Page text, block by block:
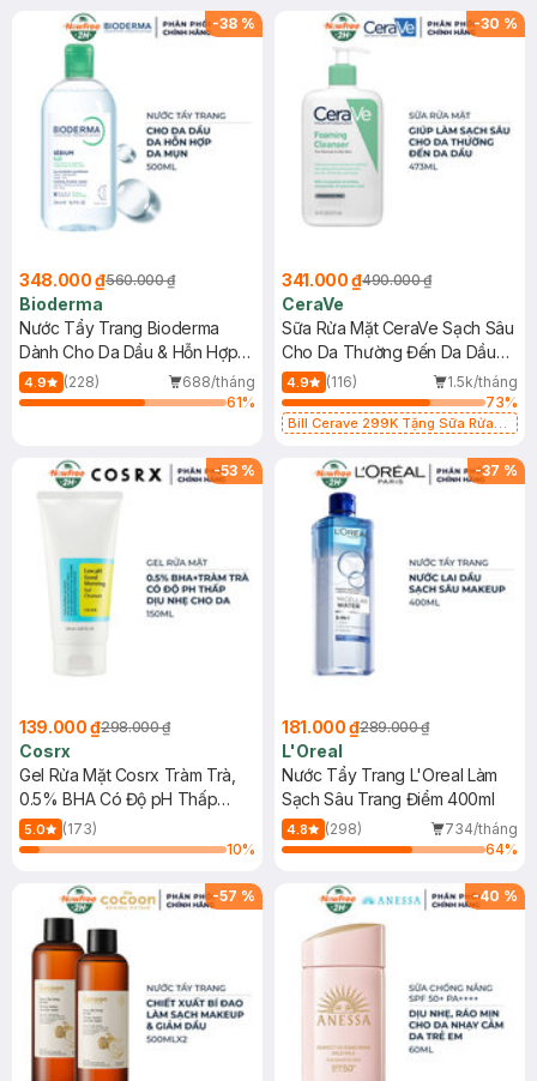
-38 %
348.000 ₫560.000 ₫
Bioderma
Nước Tẩy Trang Bioderma
Dành Cho Da Dầu & Hỗn Hợp
500ml
4.9 (228)
688/tháng
61%
-30 %
341.000 ₫490.000 ₫
CeraVe
Sữa Rửa Mặt CeraVe Sạch Sâu
Cho Da Thường Đến Da Dầu
473ml
4.9 (116)
1.5k/tháng
73%
Bill Cerave 299K Tặng Sữa Rửa
-53 %
139.000 ₫298.000 ₫
Cosrx
Gel Rửa Mặt Cosrx Tràm Trà,
0.5% BHA Có Độ pH Thấp
150ml
5.0
(173)
10%
-37 %
181.000 ₫289.000 ₫
L'Oreal
Nước Tẩy Trang L'Oreal Làm
Sạch Sâu Trang Điểm 400ml
4.8 (298)
734/tháng
64%
-57 % -40 %